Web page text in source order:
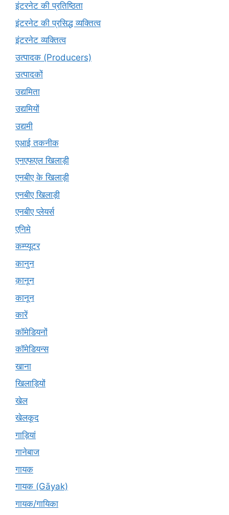
इंटरनेट की प्रतिष्ठिता
इंटरनेट की प्रसिद्ध व्यक्तित्व
इंटरनेट व्यक्तित्व
उत्पादक (Producers)
उत्पादकों
उद्यमिता
उद्यमियों
उद्यमी
एआई तकनीक
एनएफएल खिलाड़ी
एनबीए के खिलाड़ी
एनबीए खिलाड़ी
एनबीए प्लेयर्स
एनिमे
कम्प्यूटर
कानुन
क़ानून
कानून
कारें
कॉमेडियनों
कॉमेडियन्स
खाना
खिलाड़ियों
खेल
खेलकूद
गाड़ियां
गानेबाज
गायक
गायक (Gāyak)
गायक/गायिका